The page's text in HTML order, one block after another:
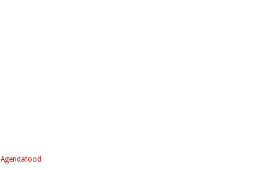
Agendafood